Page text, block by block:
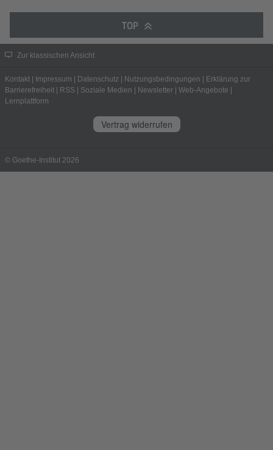
TOP
Zur klassischen Ansicht
Kontakt Impressum Datenschutz Nutzungsbedingungen
Erklärung zur
Barrierefreiheit
RSS Soziale Medien Newsletter Web-Angebote
Lernplattform
Vertrag widerrufen
© Goethe-Institut 2026